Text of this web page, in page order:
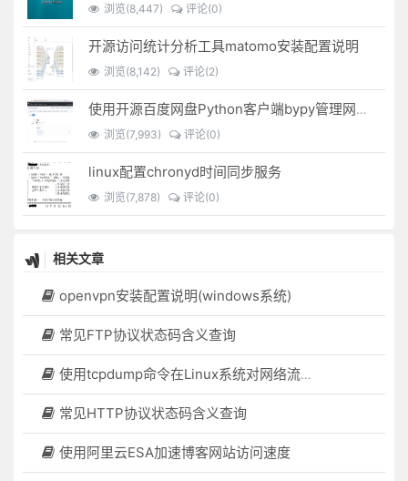
浏览(8,447) 评论(0)
开源访问统计分析工具matomo安装配置说明
浏览(8,142) 评论(2)
使用开源百度网盘Python客户端bypy管理网盘文件
浏览(7,993) 评论(0)
linux配置chronyd时间同步服务
浏览(7,878) 评论(0)
相关文章
openvpn安装配置说明(windows系统)
常见FTP协议状态码含义查询
使用tcpdump命令在Linux系统对网络流量抓包分析
常见HTTP协议状态码含义查询
使用阿里云ESA加速博客网站访问速度